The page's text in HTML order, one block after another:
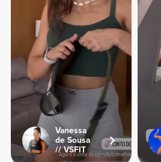
Vanessa
de Sousa
// VSFIT